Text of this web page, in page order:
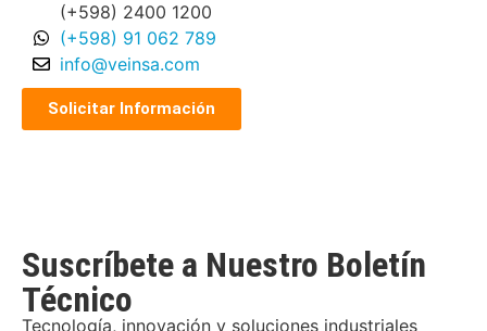
(+598) 2400 1200
(+598) 91 062 789
info@veinsa.com
Solicitar Información
Suscríbete a Nuestro Boletín
Técnico
Tecnología, innovación y soluciones industriales